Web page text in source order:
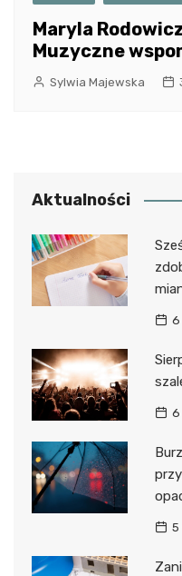
Maryla
Muzyczne
Sylwia Majewska
Aktualności
6
6
5